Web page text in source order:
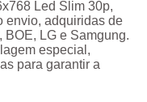
Led Slim 30p,
envio, adquiridas de
BOE, LG e Samgung.
especial,
para garantir a